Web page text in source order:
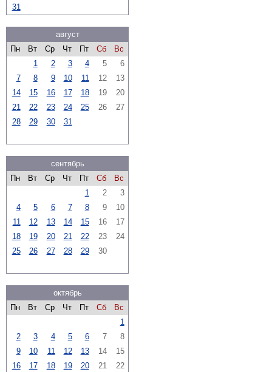
31
август
Пн
Вт Ср Чт Пт Сб
Вс
1
2 3 4 5
6
7
8 9 10 11 12
13
14
15 16 17 18 19
20
21
22 23 24 25 26
27
28
29 30 31
сентябрь
Пн
Вт Ср Чт Пт Сб
Вс
1
2
3
4
5 6 7 8 9
10
11
12 13 14 15 16
17
18
19 20 21 22 23
24
25
26 27 28 29 30
октябрь
Пн
Вт Ср Чт Пт Сб
Вс
1
2
3 4 5 6 7
8
9
10 11 12 13 14
15
16
17 18 19 20 21
22